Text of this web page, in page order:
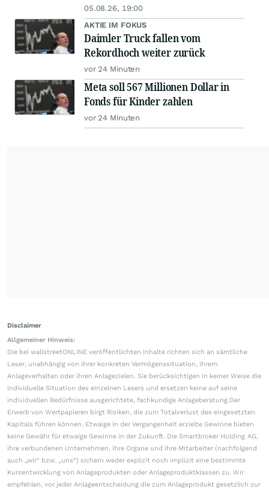
05.08.26, 19:00
AKTIE IM FOKUS
Daimler Truck fallen vom
Rekordhoch weiter zurück
vor 24 Minuten
Meta soll 567 Millionen Dollar in
Fonds für Kinder zahlen
vor 24 Minuten
Disclaimer
Allgemeiner Hinweis:
Die bei wallstreetONLINE veröffentlichten Inhalte richten sich an sämtliche
Leser, unabhängig von ihrer konkreten Vermögenssituation, ihrem
Anlageverhalten oder ihren Anlagezielen. Sie berücksichtigen in keiner Weise die
individuelle Situation des einzelnen Lesers und ersetzen keine auf seine
individuellen Bedürfnisse ausgerichtete, fachkundige Anlageberatung.Der
Erwerb von Wertpapieren birgt Risiken, die zum Totalverlust des eingesetzten
Kapitals führen können. Etwaige in der Vergangenheit erzielte Gewinne bieten
keine Gewähr für etwaige Gewinne in der Zukunft. Die Smartbroker Holding AG,
ihre verbundenen Unternehmen, ihre Organe und ihre Mitarbeiter (nachfolgend
auch „wir“ bzw. „uns“) sichern weder explizit noch implizit eine bestimmte
Kursentwicklung von Anlageprodukten oder Anlageproduktklassen zu. Wir
empfehlen, vor jeder Anlageentscheidung die zum Anlageprodukt gesetzlich zur